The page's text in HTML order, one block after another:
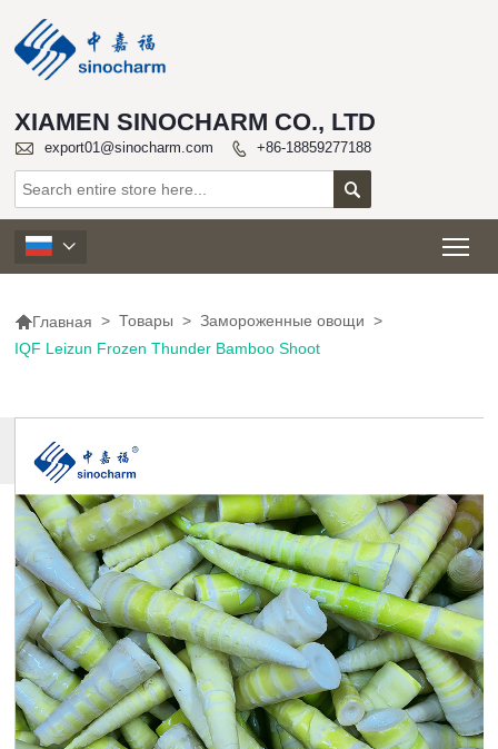
XIAMEN SINOCHARM CO., LTD
 export01@sinocharm.com  +86-18859277188


Главная > Товары > Замороженные овощи >
IQF Leizun Frozen Thunder Bamboo Shoot
БОЛЬШЕ
ПРОДУКТОВ